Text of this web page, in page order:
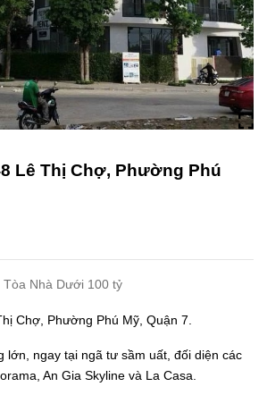
Lê Thị Chợ, Phường Phú
Tòa Nhà Dưới 100 tỷ
Chợ, Phường Phú Mỹ, Quận 7.
lớn, ngay tại ngã tư sầm uất, đối diện các
An Gia Skyline và La Casa.